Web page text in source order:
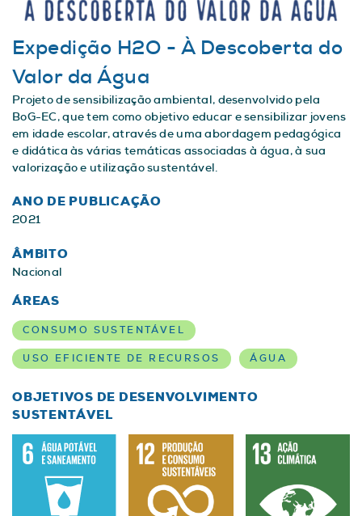
Expedição H2O - À Descoberta do
Valor da Água
Projeto de sensibilização ambiental, desenvolvido pela
BoG-EC, que tem como objetivo educar e sensibilizar jovens
em idade escolar, através de uma abordagem pedagógica
e didática às várias temáticas associadas à água, à sua
valorização e utilização sustentável.
ANO DE PUBLICAÇÃO
2021
ÂMBITO
Nacional
ÁREAS
CONSUMO SUSTENTÁVEL
USO EFICIENTE DE RECURSOS ÁGUA
OBJETIVOS DE DESENVOLVIMENTO
SUSTENTÁVEL